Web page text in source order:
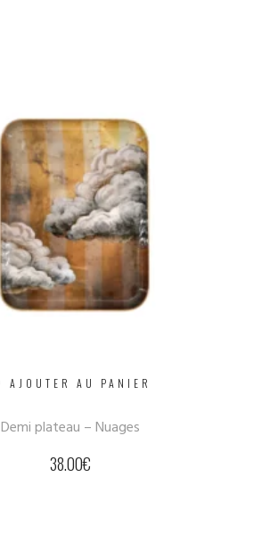
AJOUTER AU PANIER
Demi plateau – Nuages
38.00€